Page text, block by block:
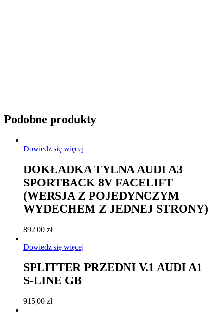
Podobne produkty
Dowiedz się więcej
DOKŁADKA TYLNA AUDI A3
SPORTBACK 8V FACELIFT
(WERSJA Z POJEDYNCZYM
WYDECHEM Z JEDNEJ STRONY)
892,00 zł
Dowiedz się więcej
SPLITTER PRZEDNI V.1 AUDI A1
S-LINE GB
915,00 zł